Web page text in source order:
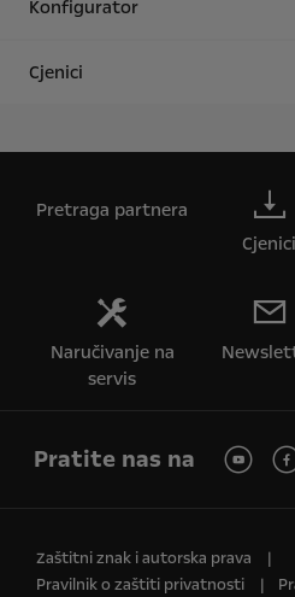
Konfigurator
Cjenici
Pretraga partnera
Cjenici
Naručivanje na
servis
Pratite nas na
Zaštitni znak i autorska prava
Pravilnik o zaštiti privatnosti